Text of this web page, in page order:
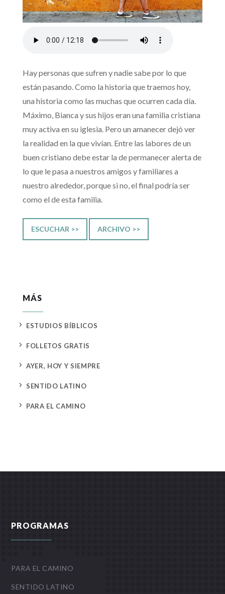
Hay personas que sufren y nadie sabe por lo que
están pasando. Como la historia que traemos hoy,
una historia como las muchas que ocurren cada día.
Máximo, Bianca y sus hijos eran una familia cristiana
muy activa en su iglesia. Pero un amanecer dejó ver
la realidad en la que vivían. Entre las labores de un
buen cristiano debe estar la de permanecer alerta de
lo que le pasa a nuestros amigos y familiares a
nuestro alrededor, porque si no, el final podría ser
como el de esta familia.
ESCUCHAR >> ARCHIVO >>
MÁS
5 ESTUDIOS BÍBLICOS
5 FOLLETOS GRATIS
5 AYER, HOY Y SIEMPRE
5 SENTIDO LATINO
5 PARA EL CAMINO
PROGRAMAS
PARA EL CAMINO
SENTIDO LATINO